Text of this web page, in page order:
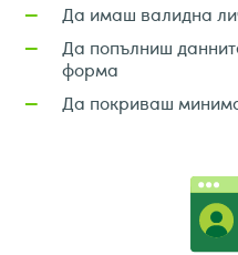
— Да имаш валидна
—
Да попълниш
форма
— Да покриваш